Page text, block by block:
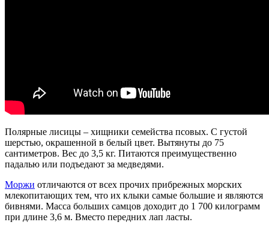
Полярные лисицы – хищники семейства псовых. С густой
шерстью, окрашенной в белый цвет. Вытянуты до 75
сантиметров. Вес до 3,5 кг. Питаются преимущественно
падалью или подъедают за медведями.
Моржи отличаются от всех прочих прибрежных морских
млекопитающих тем, что их клыки самые большие и являются
бивнями. Масса больших самцов доходит до 1 700 килограмм
при длине 3,6 м. Вместо передних лап ласты.